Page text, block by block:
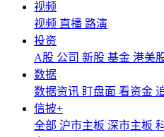
视频
视频 直播 路演
投资
A股 公司 新股 基金 港美
数据
数据资讯 盯盘面 看资金
信披+
全部 沪市主板 深市主板